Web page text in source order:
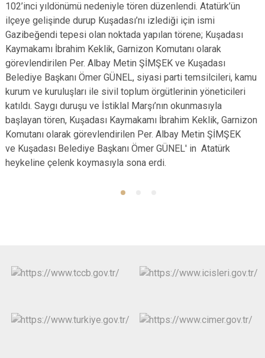
İncirliova
Karacasu
Karpuzlu
Koçarlı
Sultanhisar
Yenipazar
Efeler
102’inci yıldönümü nedeniyle tören düzenlendi. Atatürk’ün
ilçeye gelişinde durup Kuşadası’nı izlediği için ismi
Gazibeğendi tepesi olan noktada yapılan törene; Kuşadası
Kaymakamı İbrahim Keklik, Garnizon Komutanı olarak
görevlendirilen Per. Albay Metin ŞİMŞEK ve Kuşadası
Belediye Başkanı Ömer GÜNEL, siyasi parti temsilcileri, kamu
kurum ve kuruluşları ile sivil toplum örgütlerinin yöneticileri
katıldı. Saygı duruşu ve İstiklal Marşı’nın okunmasıyla
başlayan tören, Kuşadası Kaymakamı İbrahim Keklik, Garnizon
Komutanı olarak görevlendirilen Per. Albay Metin ŞİMŞEK
ve Kuşadası Belediye Başkanı Ömer GÜNEL' in Atatürk
heykeline çelenk koymasıyla sona erdi.